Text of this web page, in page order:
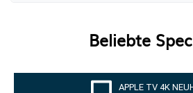
Beliebte
APPLE TV 4K